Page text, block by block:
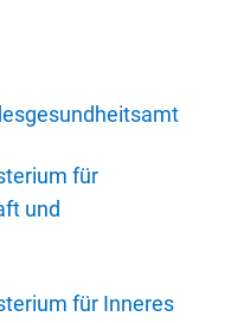
für
und
für Inneres